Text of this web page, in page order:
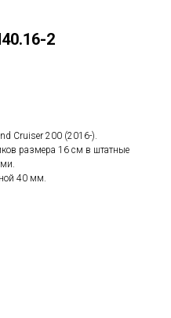
2
Cruiser 200 (2016-).
размера 16 см в штатные
40 мм.